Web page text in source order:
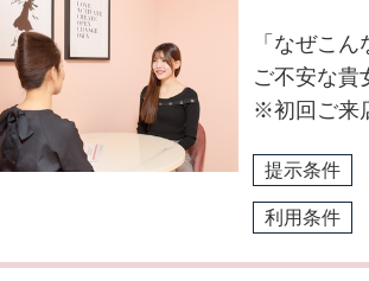
「なぜこ
ご不安な貴
※初回ご来
提示条件
利用条件